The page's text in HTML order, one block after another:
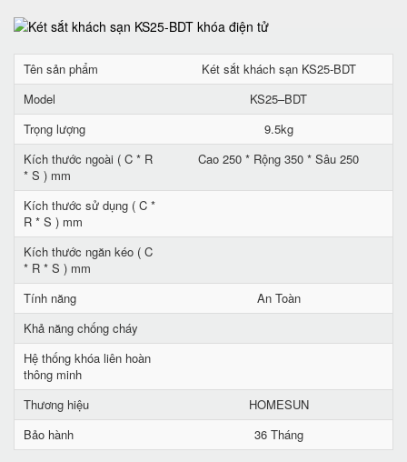
Tên sản phẩm
Két sắt khách sạn KS25-BDT
Model
KS25–BDT
Trọng lượng
9.5kg
Kích thước ngoài ( C * R
* S ) mm
Cao 250 * Rộng 350 * Sâu 250
Kích thước sử dụng ( C *
R * S ) mm
Kích thước ngăn kéo ( C
* R * S ) mm
Tính năng
An Toàn
Khả năng chống cháy
Hệ thống khóa liên hoàn
thông minh
Thương hiệu
HOMESUN
Bảo hành
36 Tháng